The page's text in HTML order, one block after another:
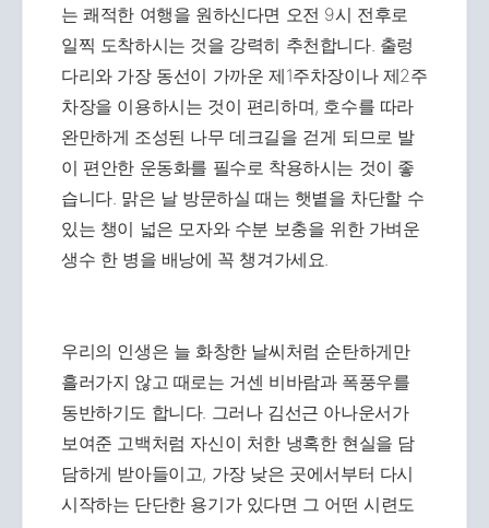
는 쾌적한 여행을 원하신다면 오전 9시 전후로
일찍 도착하시는 것을 강력히 추천합니다. 출렁
다리와 가장 동선이 가까운 제1주차장이나 제2주
차장을 이용하시는 것이 편리하며, 호수를 따라
완만하게 조성된 나무 데크길을 걷게 되므로 발
이 편안한 운동화를 필수로 착용하시는 것이 좋
습니다. 맑은 날 방문하실 때는 햇볕을 차단할 수
있는 챙이 넓은 모자와 수분 보충을 위한 가벼운
생수 한 병을 배낭에 꼭 챙겨가세요.
우리의 인생은 늘 화창한 날씨처럼 순탄하게만
흘러가지 않고 때로는 거센 비바람과 폭풍우를
동반하기도 합니다. 그러나 김선근 아나운서가
보여준 고백처럼 자신이 처한 냉혹한 현실을 담
담하게 받아들이고, 가장 낮은 곳에서부터 다시
시작하는 단단한 용기가 있다면 그 어떤 시련도